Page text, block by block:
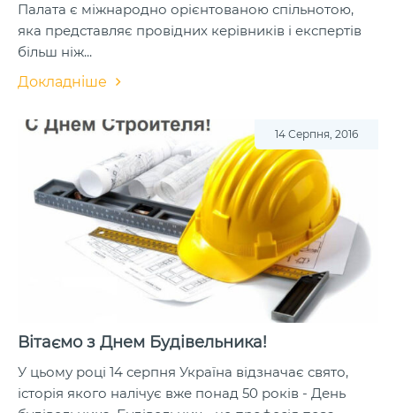
Палата є міжнародно орієнтованою спільнотою,
яка представляє провідних керівників і експертів
більш ніж...
Докладніше
14 Серпня, 2016
Вітаємо з Днем Будівельника!
У цьому році 14 серпня Україна відзначає свято,
історія якого налічує вже понад 50 років - День